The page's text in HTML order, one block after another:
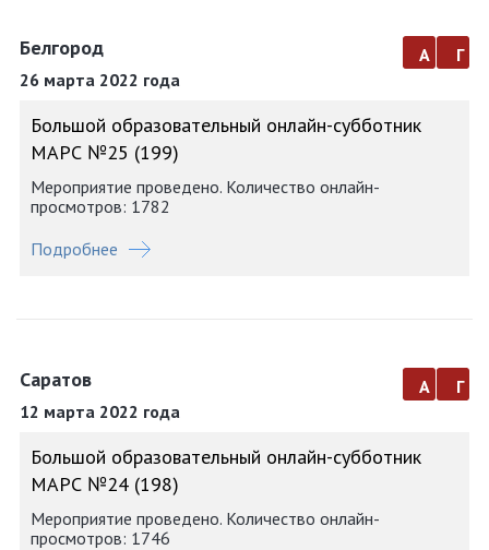
Белгород
26 марта 2022 года
а г
Большой образовательный онлайн-субботник
МАРС №25 (199)
Мероприятие проведено. Количество онлайн-
просмотров: 1782
Подробнее
Саратов
12 марта 2022 года
а г
Большой образовательный онлайн-субботник
МАРС №24 (198)
Мероприятие проведено. Количество онлайн-
просмотров: 1746